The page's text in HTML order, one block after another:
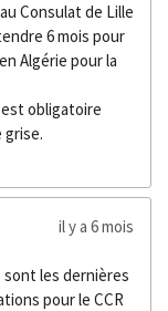
Consulat de Lille
6 mois pour
Algérie pour la
obligatoire
il y a 6 mois
les dernières
pour le CCR